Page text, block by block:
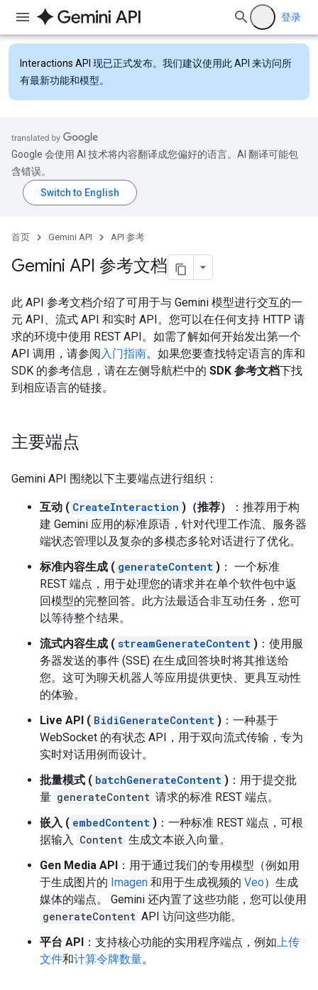
登录
Interactions API 现已正式发布。我们建议使用此 API 来访问所
有最新功能和模型。
Google 会使用 AI 技术将内容翻译成您偏好的语言。AI 翻译可能包
含错误。
首页 Gemini API API 参考
Gemini API 参考文档
此 API 参考文档介绍了可用于与 Gemini 模型进行交互的一
元 API、流式 API 和实时 API。您可以在任何支持 HTTP 请
求的环境中使用 REST API。如需了解如何开始发出第一个
API 调用，请参阅入门指南。如果您要查找特定语言的库和
SDK 的参考信息，请在左侧导航栏中的 SDK 参考文档下找
到相应语言的链接。
主要端点
Gemini API 围绕以下主要端点进行组织：
互动 ( CreateInteraction )（推荐）
：推荐用于构
建 Gemini 应用的标准原语，针对代理工作流、服务器
端状态管理以及复杂的多模态多轮对话进行了优化。
标准内容生成 ( generateContent ) ： 一个标准
REST 端点，用于处理您的请求并在单个软件包中返
回模型的完整回答。此方法最适合非互动任务，您可
以等待整个结果。
流式内容生成 ( streamGenerateContent ) ：使用服
务器发送的事件 (SSE) 在生成回答块时将其推送给
您。这可为聊天机器人等应用提供更快、更具互动性
的体验。
Live API ( BidiGenerateContent ) ：一种基于
WebSocket 的有状态 API，用于双向流式传输，专为
实时对话用例而设计。
批量模式 ( batchGenerateContent ) ：用于提交批
量 generateContent 请求的标准 REST 端点。
嵌入 ( embedContent ) ：一种标准 REST 端点，可根
据输入 Content 生成文本嵌入向量。
Gen Media API ：用于通过我们的专用模型（例如用
于生成图片的 Imagen 和用于生成视频的 Veo）生成
媒体的端点。 Gemini 还内置了这些功能，您可以使用
generateContent API 访问这些功能。
平台 API ：支持核心功能的实用程序端点，例如上传
文件和计算令牌数量。